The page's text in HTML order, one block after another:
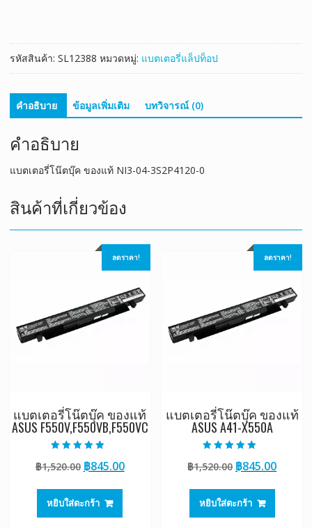
0
ชิ้น
รหัสสินค้า: SL12388 หมวดหมู่: แบตเตอรี่แล็ปท็อป
คำอธิบาย ข้อมูลเพิ่มเติม บทวิจารณ์ (0)
คำอธิบาย
แบตเตอรี่โน๊ตบุ๊ค ของแท้ NI3-04-3S2P4120-0
สินค้าที่เกี่ยวข้อง
ลดราคา!
แบตเตอรี่โน๊ตบุ๊ค ของแท้
ASUS F550V,F550VB,F550VC
5.00
ตั้งแต่ 1-5
฿1,520.00 Original
was:
฿1,520.00.
฿845.00Current
หยิบใส่ตะกร้า
ลดราคา!
แบตเตอรี่โน๊ตบุ๊ค ของแท้
ASUS A41-X550A
5.00
ตั้งแต่ 1-5
฿1,520.00 Original
was:
฿1,520.00.
฿845.00
หยิบใส่ตะกร้า